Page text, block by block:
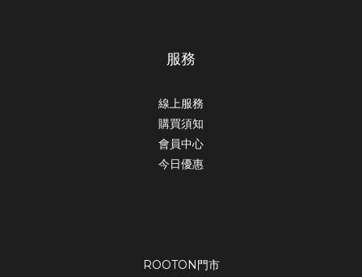
服務
線上服務
購買須知
會員中心
今日優惠
ROOTON門市